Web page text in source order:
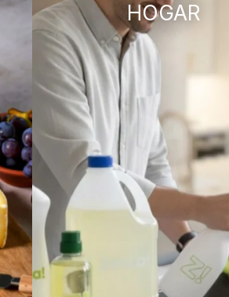
HOGAR